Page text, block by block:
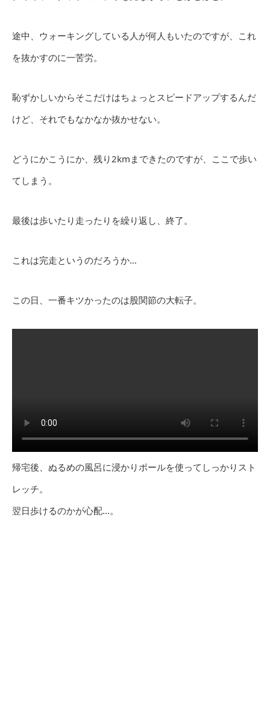
途中、ウォーキングしている人が何人もいたのですが、これ
を抜かすのに一苦労。
恥ずかしいからそこだけはちょっとスピードアップするんだ
けど、それでもなかなか抜かせない。
どうにかこうにか、残り2kmまできたのですが、ここで歩い
てしまう。
最後は歩いたり走ったりを繰り返し、終了。
これは完走というのだろうか…
この日、一番キツかったのは股関節の大転子。
帰宅後、ぬるめの風呂に浸かりポールを使ってしっかりスト
レッチ。
翌日歩けるのかが心配…。